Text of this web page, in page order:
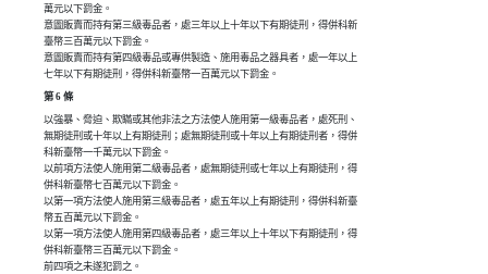
萬元以下罰金。
意圖販賣而持有第三級毒品者，處三年以上十年以下有期徒刑，得併科新
臺幣三百萬元以下罰金。
意圖販賣而持有第四級毒品或專供製造、施用毒品之器具者，處一年以上
七年以下有期徒刑，得併科新臺幣一百萬元以下罰金。
第 6 條
以強暴、脅迫、欺瞞或其他非法之方法使人施用第一級毒品者，處死刑、
無期徒刑或十年以上有期徒刑；處無期徒刑或十年以上有期徒刑者，得併
科新臺幣一千萬元以下罰金。
以前項方法使人施用第二級毒品者，處無期徒刑或七年以上有期徒刑，得
併科新臺幣七百萬元以下罰金。
以第一項方法使人施用第三級毒品者，處五年以上有期徒刑，得併科新臺
幣五百萬元以下罰金。
以第一項方法使人施用第四級毒品者，處三年以上十年以下有期徒刑，得
併科新臺幣三百萬元以下罰金。
前四項之未遂犯罰之。